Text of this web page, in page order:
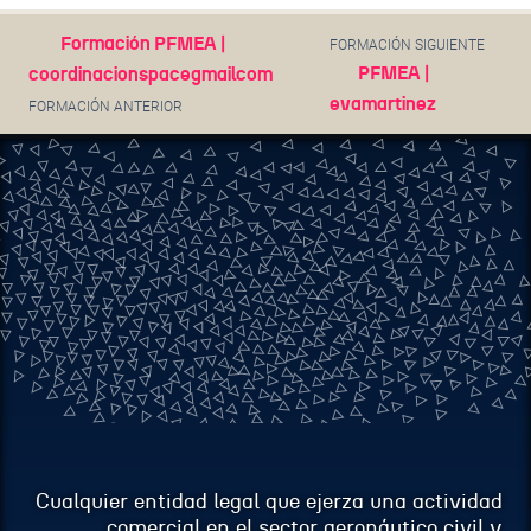
Formación PFMEA |
coordinacionspacegmailcom
FORMACIÓN ANTERIOR
FORMACIÓN SIGUIENTE
PFMEA |
evamartinez
Cualquier entidad legal que ejerza una actividad
EMAIL
ASUNTO
MENSAJE